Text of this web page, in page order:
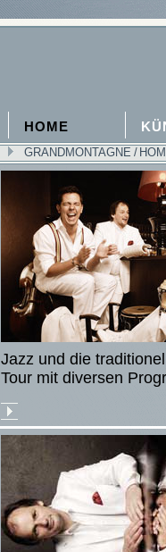
HOME
GRANDMONTAGNE /
Jazz und die
Tour mit diversen